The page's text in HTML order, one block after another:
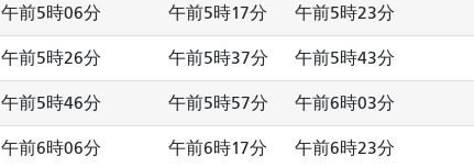
午前5時06分 午前5時17分 午前5時23分
午前5時26分 午前5時37分 午前5時43分
午前5時46分 午前5時57分 午前6時03分
午前6時06分 午前6時17分 午前6時23分